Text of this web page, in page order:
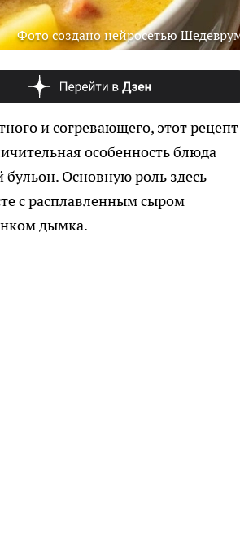
Фото создано нейросетью
и согревающего, этот рецепт
особенность блюда
Основную роль здесь
с расплавленным сыром
дымка.